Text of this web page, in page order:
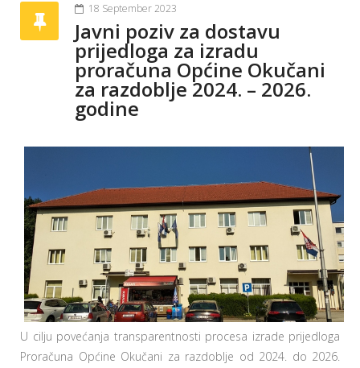
18 September 2023
Javni poziv za dostavu
prijedloga za izradu
proračuna Općine Okučani
za razdoblje 2024. – 2026.
godine
U cilju povećanja transparentnosti procesa izrade prijedloga
Proračuna Općine Okučani za razdoblje od 2024. do 2026.